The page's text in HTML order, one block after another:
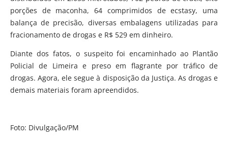
porções de maconha, 64 comprimidos de ecstasy, uma
balança de precisão, diversas embalagens utilizadas para
fracionamento de drogas e R$ 529 em dinheiro.
Diante dos fatos, o suspeito foi encaminhado ao Plantão
Policial de Limeira e preso em flagrante por tráfico de
drogas. Agora, ele segue à disposição da Justiça. As drogas e
demais materiais foram apreendidos.
Foto: Divulgação/PM